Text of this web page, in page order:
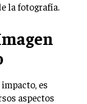
la fotografía.
es
aspectos